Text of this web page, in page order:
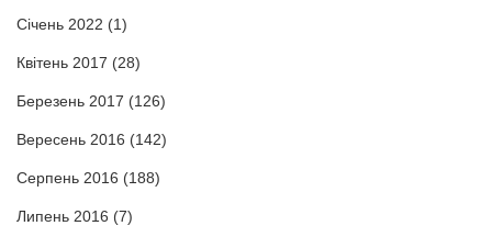
Січень 2022 (1)
Квітень 2017 (28)
Березень 2017 (126)
Вересень 2016 (142)
Серпень 2016 (188)
Липень 2016 (7)